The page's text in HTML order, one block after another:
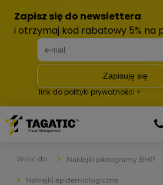
Naklejki piktogramy BHP
Naklejki epidemiologiczne